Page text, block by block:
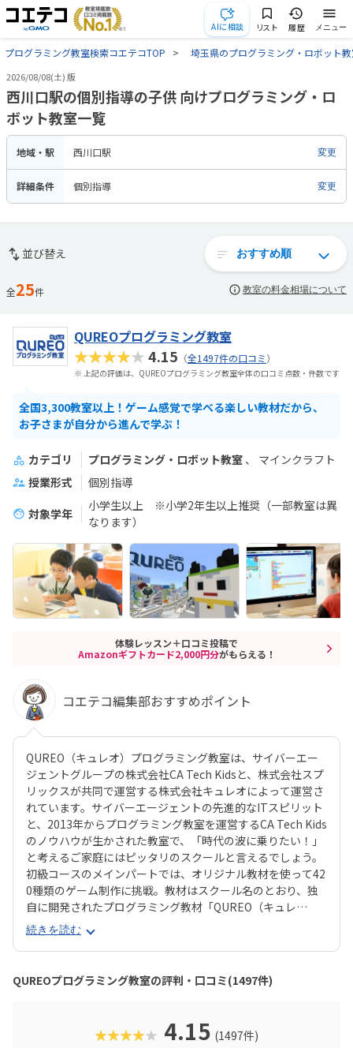
AIに相談 リスト 履歴 メニュー
プログラミング教室検索コエテコTOP 埼玉県のプログラミング・ロボット
2026/08/08(土) 版
西川口駅の個別指導の子供 向けプログラミング・ロ
ボット教室一覧
地域・駅 西川口駅 変更
詳細条件 個別指導 変更
並び替え
全25件 教室の料金相場について
QUREOプログラミング教室
★★★★★4.15 （全1497件の口コミ）
※ 上記の評価は、QUREOプログラミング教室全体の口コミ点数・件数です
全国3,300教室以上！ゲーム感覚で学べる楽しい教材だから、
お子さまが自分から進んで学ぶ！
カテゴリ プログラミング・ロボット教室
マインクラフト
授業形式
個別指導
対象学年
小学生以上 ※小学2年生以上推奨（一部教室は異
なります）
体験レッスン＋口コミ投稿で
Amazonギフトカード2,000円分がもらえる！
コエテコ編集部おすすめポイント
QUREO（キュレオ）プログラミング教室は、サイバーエー
ジェントグループの株式会社CA Tech Kidsと、株式会社スプ
リックスが共同で運営する株式会社キュレオによって運営さ
れています。サイバーエージェントの先進的なITスピリット
と、2013年からプログラミング教室を運営するCA Tech Kids
のノウハウが生かされた教室で、「時代の波に乗りたい！」
と考えるご家庭にはピッタリのスクールと言えるでしょう。
初級コースのメインパートでは、オリジナル教材を使って42
0種類のゲーム制作に挑戦。教材はスクール名のとおり、独
自に開発されたプログラミング教材「QUREO（キュレ
オ）」です。スマホゲームのような感覚でサクサク進められ
るのに、本格的な内容が学べるのが魅力。子どもにとっても
「やらされている感」がないので、楽しくゲームをクリアし
ていくようなペースでどんどん学習を進めていけます。教材
のデザイン性も高く、実際にスマホゲーム開発で使用されて
クに慣れている今の子どもでも、「安っぽい」「子どもっぽ
い」と思わず勉強に取り組めるでしょう。学習結果は通信簿
続きを読む
QUREOプログラミング教室の評判・口コミ(1497件)
★★★★★ 4.15 (1497件)